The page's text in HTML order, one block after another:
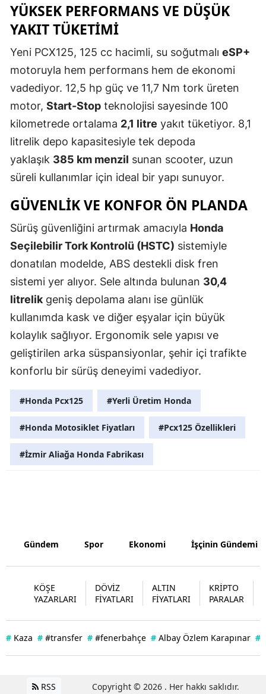
Kastamonu
Kırklareli
Kocaeli
Konya
Malatya
Manisa
Mardin
Muğla
Nevşehir
Niğde
Sakarya
Tekirdağ
Tokat
Trabzon
Tunceli
Şanlıurfa
Van
YÜKSEK PERFORMANS VE DÜŞÜK
YAKIT TÜKETIMI
Yeni PCX125, 125 cc hacimli, su soğutmalı eSP+
motoruyla hem performans hem de ekonomi
vadediyor. 12,5 hp güç ve 11,7 Nm tork üreten
motor, Start-Stop teknolojisi sayesinde 100
kilometrede ortalama 2,1 litre yakıt tüketiyor. 8,1
litrelik depo kapasitesiyle tek depoda
yaklaşık 385 km menzil sunan scooter, uzun
süreli kullanımlar için ideal bir yapı sunuyor.
GÜVENLIK VE KONFOR ÖN PLANDA
Sürüş güvenliğini artırmak amacıyla Honda
Seçilebilir Tork Kontrolü (HSTC) sistemiyle
donatılan modelde, ABS destekli disk fren
sistemi yer alıyor. Sele altında bulunan 30,4
litrelik geniş depolama alanı ise günlük
kullanımda kask ve diğer eşyalar için büyük
kolaylık sağlıyor. Ergonomik sele yapısı ve
geliştirilen arka süspansiyonlar, şehir içi trafikte
konforlu bir sürüş deneyimi vadediyor.
#Honda Pcx125 #Yerli Üretim Honda
#Honda Motosiklet Fiyatları #Pcx125 Özellikleri
#İzmir Aliağa Honda Fabrikası
Gündem Spor Ekonomi İşçinin Gündemi
KÖŞE
YAZARLARI
DÖVİZ
FİYATLARI
ALTIN
FİYATLARI
KRİPTO
PARALAR
# Kaza # #transfer # #fenerbahçe # Albay Özlem Karapınar #
RSS Copyright © 2026 . Her hakkı saklıdır.